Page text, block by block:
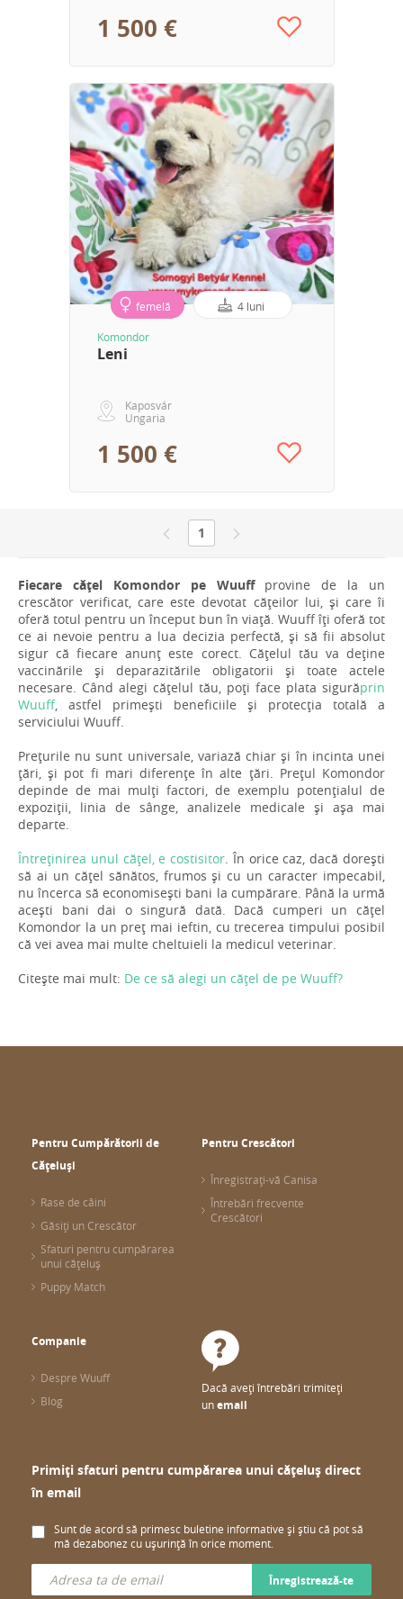
1 500 €
femelă 4 luni
Komondor
Leni
Kaposvár
Ungaria
1 500 €
1
Fiecare cățel Komondor pe Wuuffprovine de la un
crescător verificat, care este devotat cățeilor lui, și care îi
oferă totul pentru un început bun în viață. Wuuff îți oferă tot
ce ai nevoie pentru a lua decizia perfectă, și să fii absolut
sigur că fiecare anunț este corect. Cățelul tău va deține
vaccinările și deparazitările obligatorii și toate actele
necesare. Când alegi cățelul tău, poți face plata sigurăprin
Wuuff, astfel primești beneficiile și protecția totală a
serviciului Wuuff.
Prețurile nu sunt universale, variază chiar și în incinta unei
țări, și pot fi mari diferențe în alte țări. Prețul Komondor
depinde de mai mulți factori, de exemplu potențialul de
expoziții, linia de sânge, analizele medicale și așa mai
departe.
Întreținirea unul cățel, e costisitor. În orice caz, dacă dorești
să ai un cățel sănătos, frumos și cu un caracter impecabil,
nu încerca să economisești bani la cumpărare. Până la urmă
acești bani dai o singură dată. Dacă cumperi un cățel
Komondor la un preț mai ieftin, cu trecerea timpului posibil
că vei avea mai multe cheltuieli la medicul veterinar.
Citește mai mult: De ce să alegi un cățel de pe Wuuff?
Pentru Cumpărătorii de
Cățeluși
Rase de câini
Găsiți un Crescător
Sfaturi pentru cumpărarea
unui cățeluș
Puppy Match
Pentru Crescători
Înregistrați-vă Canisa
Întrebări frecvente
Crescători
Companie
Despre Wuuff
Blog
Dacă aveți întrebări trimiteți
unemail
Primiți sfaturi pentru cumpărarea unui cățeluș direct
în email
Sunt de acord să primesc buletine informative și știu că pot să
mă dezabonez cu ușurință în orice moment.
Înregistrează-te